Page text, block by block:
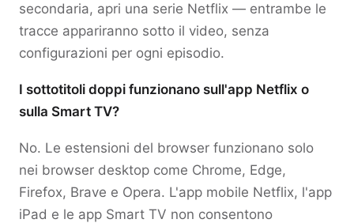
secondaria, apri una serie Netflix — entrambe le
tracce appariranno sotto il video, senza
configurazioni per ogni episodio.
I sottotitoli doppi funzionano sull'app Netflix o
sulla Smart TV?
No. Le estensioni del browser funzionano solo
nei browser desktop come Chrome, Edge,
Firefox, Brave e Opera. L'app mobile Netflix, l'app
iPad e le app Smart TV non consentono